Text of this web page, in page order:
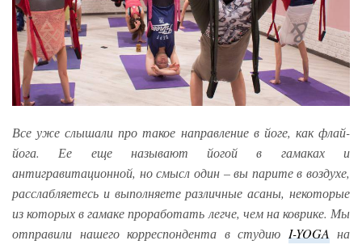
Все уже слышали про такое направление в йоге, как флай-
йога. Ее еще называют йогой в гамаках и
антигравитационной, но смысл один – вы парите в воздухе,
расслабляетесь и выполняете различные асаны, некоторые
из которых в гамаке проработать легче, чем на коврике. Мы
отправили нашего корреспондента в студию I-YOGA на